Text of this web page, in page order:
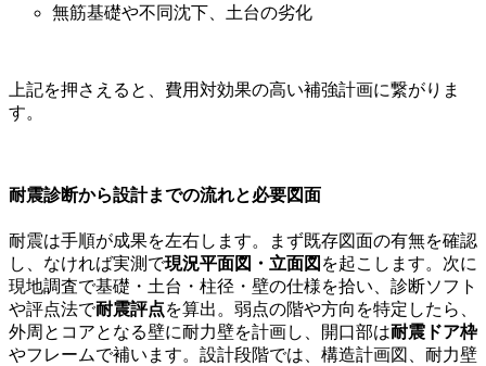
無筋基礎や不同沈下、土台の劣化
上記を押さえると、費用対効果の高い補強計画に繋がりま
す。
耐震診断から設計までの流れと必要図面
耐震は手順が成果を左右します。まず既存図面の有無を確認
し、なければ実測で現況平面図・立面図 を起こします。次に
現地調査で基礎・土台・柱径・壁の仕様を拾い、診断ソフト
や評点法で耐震評点を算出。弱点の階や方向を特定したら、
外周とコアとなる壁に耐力壁を計画し、開口部は耐震ドア枠
やフレームで補います。設計段階では、構造計画図、耐力壁